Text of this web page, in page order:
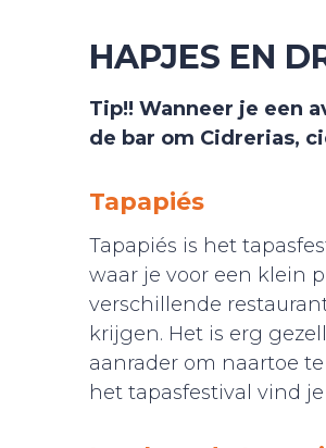
HAPJES EN
Tip!! Wanneer je een
de bar om Cidrerias,
Tapapiés
Tapapiés is het
waar je voor een klein
verschillende
krijgen. Het is erg
aanrader om naartoe
het tapasfestival vind je